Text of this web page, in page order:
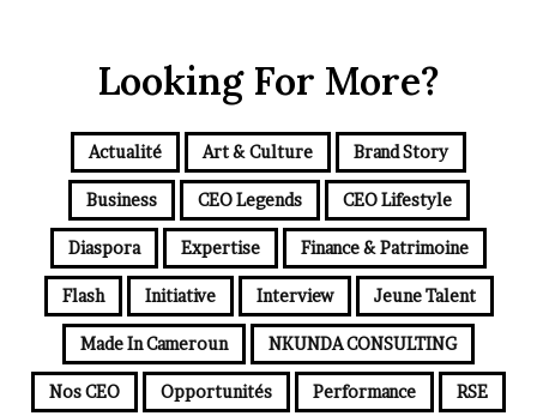
Looking For More?
Actualité Art & Culture Brand Story
Business CEO Legends CEO Lifestyle
Diaspora Expertise Finance & Patrimoine
Flash Initiative Interview Jeune Talent
Made In Cameroun NKUNDA CONSULTING
Nos CEO Opportunités Performance RSE